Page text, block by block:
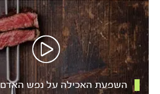
השפעת האכילה על נפש האדם